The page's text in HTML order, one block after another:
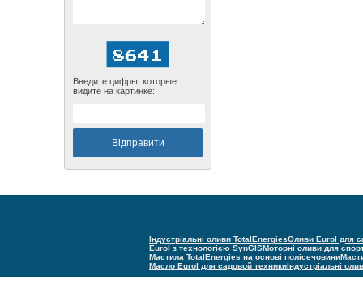
Введите цифры, которые
видите на картинке:
Індустріальні оливи TotalEnergiesОливи Eurol для
Eurol з технологією SynGISМоторні оливи для
Мастила TotalEnergies на основі полісечовини
Масло Eurol для садовой техникиІндустріальні